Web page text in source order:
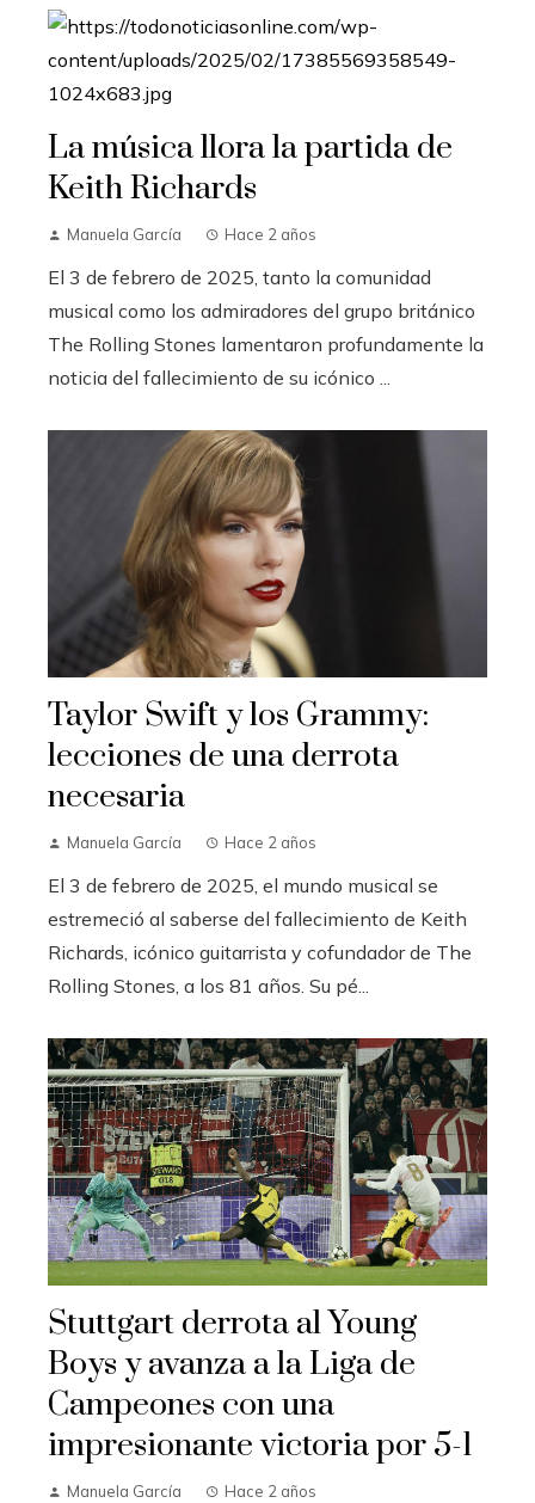
La música llora la partida de
Keith Richards
Manuela García Hace 2 años
El 3 de febrero de 2025, tanto la comunidad
musical como los admiradores del grupo británico
The Rolling Stones lamentaron profundamente la
noticia del fallecimiento de su icónico ...
Taylor Swift y los Grammy:
lecciones de una derrota
necesaria
Manuela García Hace 2 años
El 3 de febrero de 2025, el mundo musical se
estremeció al saberse del fallecimiento de Keith
Richards, icónico guitarrista y cofundador de The
Rolling Stones, a los 81 años. Su pé...
Stuttgart derrota al Young
Boys y avanza a la Liga de
Campeones con una
impresionante victoria por 5-1
Manuela García Hace 2 años